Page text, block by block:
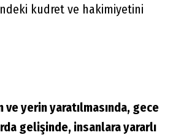
kudret ve hakimiyetini
yerin yaratılmasında, gece
gelişinde, insanlara yararlı